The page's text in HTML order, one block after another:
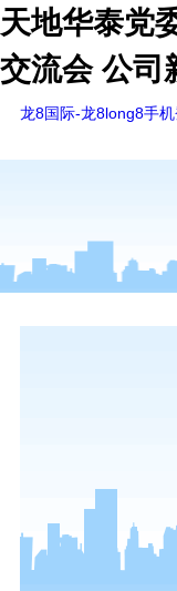
天地华泰党
交流会 公司
龙8国际-龙8long8手